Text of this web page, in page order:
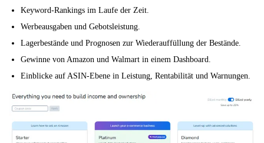
Keyword-Rankings im Laufe der Zeit.
Werbeausgaben und Gebotsleistung.
Lagerbestände und Prognosen zur Wiederauffüllung der Bestände.
Gewinne von Amazon und Walmart in einem Dashboard.
Einblicke auf ASIN-Ebene in Leistung, Rentabilität und Warnungen.